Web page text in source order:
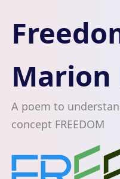
Marion
A poem to
concept FREEDOM